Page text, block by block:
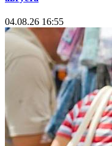
04.08.26 16:55